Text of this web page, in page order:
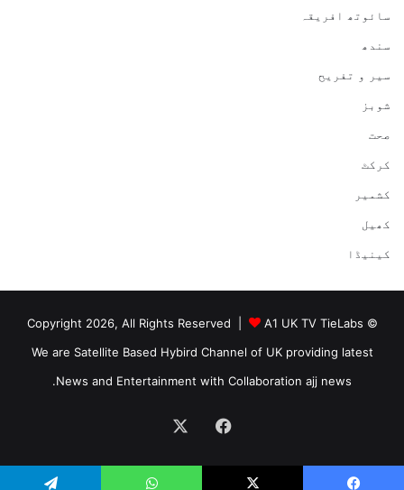
سائوتھ افریقہ
سندھ
سیر و تفریح
شوبز
صحت
کرکٹ
کشمیر
کھیل
کینیڈا
© Copyright 2026, All Rights Reserved |
A1 UK TV TieLabs
We are Satellite Based Hybird Channel of UK providing latest
News and Entertainment with Collaboration ajj news.
Facebook